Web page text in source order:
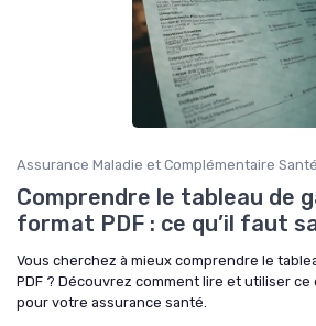
Assurance Maladie et Complémentaire Santé
Comprendre le tableau de
format PDF : ce qu’il faut
Vous cherchez à mieux comprendre le
PDF ? Découvrez comment lire et utiliser
pour votre assurance santé.